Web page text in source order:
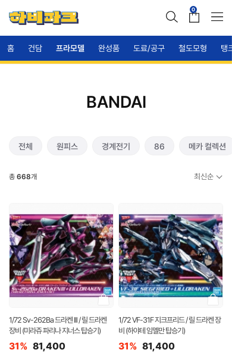
0
홈 건담 프라모델 완성품 도료/공구 철도모형 탱크
BANDAI
전체 원피스 경계전기 86 메카 컬렉션
총 668개 최신순
1/72 Sv-262Ba 드라켄 lll / 릴 드라켄
장비 (미라쥬 파리나 지너스 탑승기)
31% 81,400
1/72 VF-31F 지크프리드 / 릴 드라켄 장
비 (하야테 임멜만 탑승기)
31% 81,400